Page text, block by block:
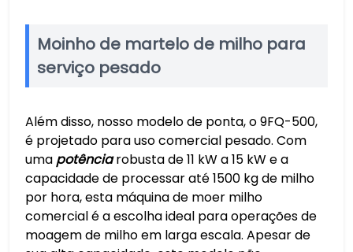
Moinho de martelo de milho para
serviço pesado
Além disso, nosso modelo de ponta, o 9FQ-500,
é projetado para uso comercial pesado. Com
uma potênciarobusta de 11 kW a 15 kW e a
capacidade de processar até 1500 kg de milho
por hora, esta máquina de moer milho
comercial é a escolha ideal para operações de
moagem de milho em larga escala. Apesar de